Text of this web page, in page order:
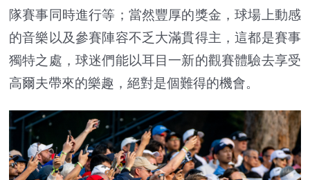
隊賽事同時進行等；當然豐厚的獎金，球場上動感
的音樂以及參賽陣容不乏大滿貫得主，這都是賽事
獨特之處，球迷們能以耳目一新的觀賽體驗去享受
高爾夫帶來的樂趣，絕對是個難得的機會。